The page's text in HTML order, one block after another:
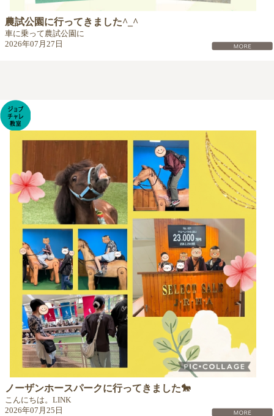
農試公園に行ってきました^_^
車に乗って農試公園に
2026年07月27日
ノーザンホースパークに行ってきました🐎
こんにちは。LINK
2026年07月25日